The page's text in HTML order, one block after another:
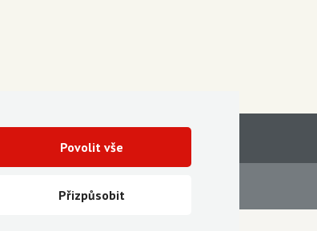
Přizpůsobit
Povolit vše